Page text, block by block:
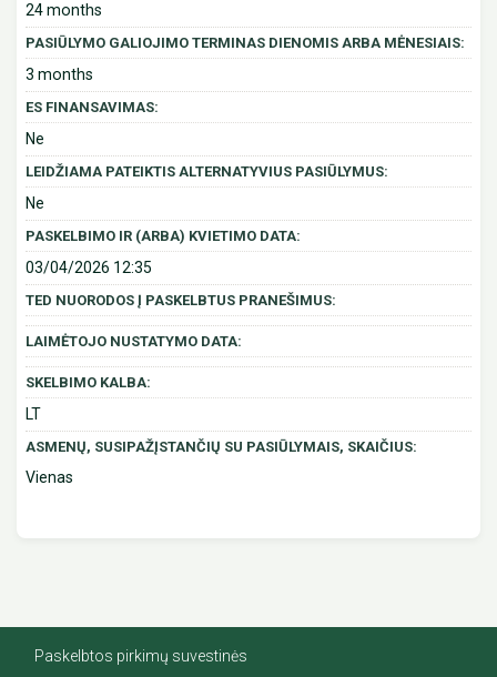
24 months
PASIŪLYMO GALIOJIMO TERMINAS DIENOMIS ARBA MĖNESIAIS:
3 months
ES FINANSAVIMAS:
Ne
LEIDŽIAMA PATEIKTIS ALTERNATYVIUS PASIŪLYMUS:
Ne
PASKELBIMO IR (ARBA) KVIETIMO DATA:
03/04/2026 12:35
TED NUORODOS Į PASKELBTUS PRANEŠIMUS:
LAIMĖTOJO NUSTATYMO DATA:
SKELBIMO KALBA:
LT
ASMENŲ, SUSIPAŽĮSTANČIŲ SU PASIŪLYMAIS, SKAIČIUS:
Vienas
Paskelbtos pirkimų suvestinės